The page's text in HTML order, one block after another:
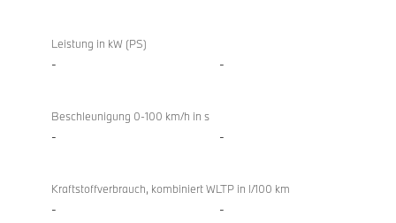
Daten
xDrive20i
Leistung in kW (PS)
- -
Beschleunigung 0-100 km/h in s
- -
Kraftstoffverbrauch, kombiniert WLTP in l/100 km
- -